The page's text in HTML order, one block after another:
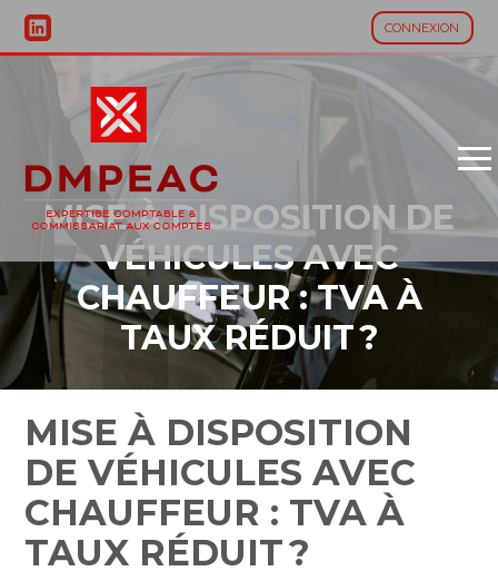
CONNEXION
Aller
contenuMISE À DISPOSITION DE
VÉHICULES AVEC
CHAUFFEUR : TVA À
TAUX RÉDUIT ?
MISE À DISPOSITION
DE VÉHICULES AVEC
CHAUFFEUR : TVA À
TAUX RÉDUIT ?